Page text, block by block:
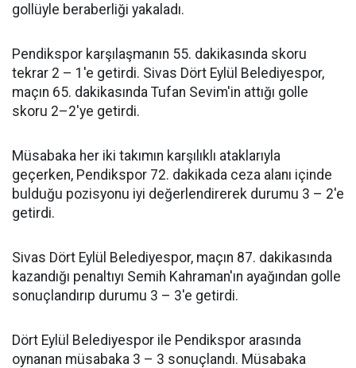
gollüyle beraberliği yakaladı.
Pendikspor karşılaşmanın 55. dakikasında skoru
tekrar 2 – 1'e getirdi. Sivas Dört Eylül Belediyespor,
maçın 65. dakikasında Tufan Sevim'in attığı golle
skoru 2–2'ye getirdi.
Müsabaka her iki takımın karşılıklı ataklarıyla
geçerken, Pendikspor 72. dakikada ceza alanı içinde
bulduğu pozisyonu iyi değerlendirerek durumu 3 – 2'e
getirdi.
Sivas Dört Eylül Belediyespor, maçın 87. dakikasında
kazandığı penaltıyı Semih Kahraman'ın ayağından golle
sonuçlandırıp durumu 3 – 3'e getirdi.
Dört Eylül Belediyespor ile Pendikspor arasında
oynanan müsabaka 3 – 3 sonuçlandı. Müsabaka